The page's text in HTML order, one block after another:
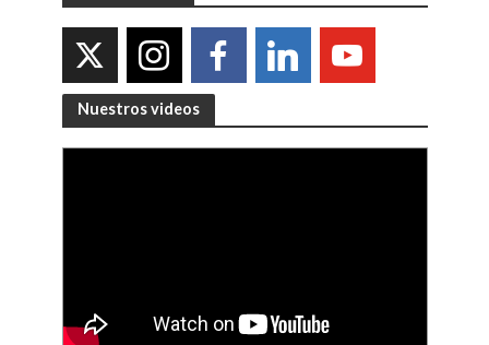
Nuestros videos